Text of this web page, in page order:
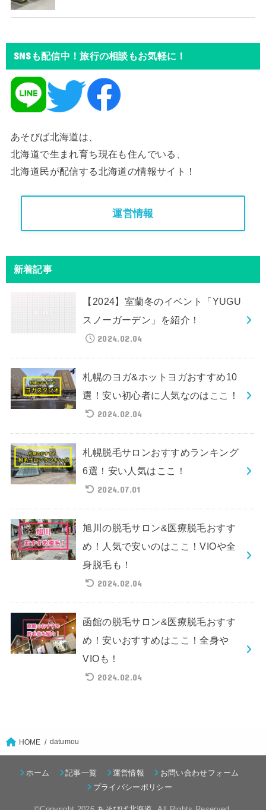
SNSも配信中！旅行の相談もお気軽に！
あそびば北海道は、
北海道で生まれ育ち現在も住んでいる、
北海道民が配信する北海道の情報サイト！
運営情報
新着記事
【2024】室蘭冬のイベント「YUGU
スノーガーデン」を紹介！
2024.02.04
札幌のヨガ&ホットヨガおすすめ10
選！安い初心者に人気なのはここ！
2024.02.04
札幌脱毛サロンおすすめランキング
6選！安い人気はここ！
2024.07.01
旭川の脱毛サロン&医療脱毛おすす
め！人気で安いのはここ！VIOや全
身脱毛も！
2024.02.04
函館の脱毛サロン&医療脱毛おすす
め！安いおすすめはここ！全身や
VIOも！
2024.02.04
HOME datumou
ホーム 記事一覧 運営情報
お問い合わせフォーム
プライバシーポリシー